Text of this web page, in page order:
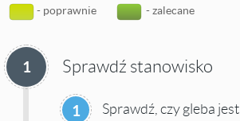
- poprawnie - zalecane
1 Sprawdź stanowisko
1 Sprawdź, czy gleba jest